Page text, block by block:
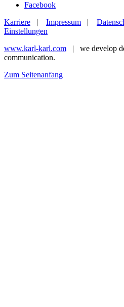
Facebook
Karriere | Impressum |
Einstellungen
www.karl-karl.com | we develop
communication.
Zum Seitenanfang